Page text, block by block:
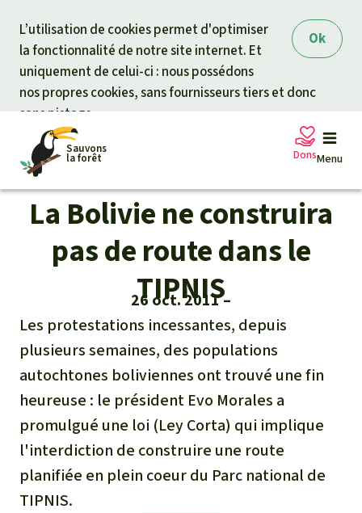
Ok
L’utilisation de cookies permet d'optimiser
la fonctionnalité de notre site internet. Et
uniquement de celui-ci : nous possédons
nos propres cookies, sans fournisseurs tiers et donc
sans pistage.
Sauvons
la forêt Menu
Pétitions
Projets
Informations
Pour approfondir
Actualités
Succès
Lettre d'information
Thématiques
Climat et forêt tropicale
La biodiversité
Association
Sauvons la forêt
Qui sommes-nous ?
Recherche
Dons
Votre soutien est capital
Don général
Fonds d'urgence
Certificats de don
Questions & réponses
La Bolivie ne construira
pas de route dans le
TIPNIS
26 oct. 2011
Les protestations incessantes, depuis
plusieurs semaines, des populations
autochtones boliviennes ont trouvé une fin
heureuse : le président Evo Morales a
promulgué une loi (Ley Corta) qui implique
l'interdiction de construire une route
planifiée en plein coeur du Parc national de
TIPNIS.